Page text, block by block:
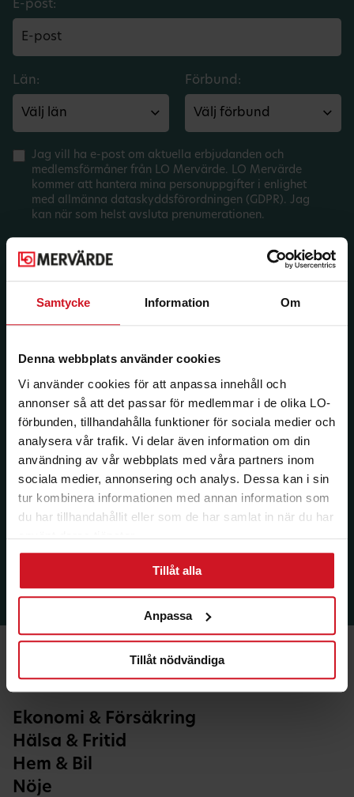
Samtycke Information Om
Denna webbplats använder cookies
Vi använder cookies för att anpassa innehåll och
annonser så att det passar för medlemmar i de olika LO-
förbunden, tillhandahålla funktioner för sociala medier och
analysera vår trafik. Vi delar även information om din
användning av vår webbplats med våra partners inom
sociala medier, annonsering och analys. Dessa kan i sin
tur kombinera informationen med annan information som
du har tillhandahållit eller som de har samlat in när du har
använt deras tjänster.
Tillåt alla
Anpassa
Tillåt nödvändiga
E-post:
Län: Förbund:
Jag vill ha e-post om aktuella erbjudanden och
medlemsförmåner från LO Mervärde. LO Mervärde
kommer att hantera mina personuppgifter i enlighet
med allmänna dataskyddsförordningen (GDPR). Jag
kan när som helst avsluta prenumerationen.
Ekonomi & Försäkring
Hälsa & Fritid
Hem & Bil
Nöje